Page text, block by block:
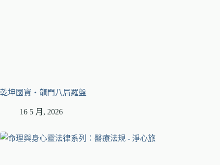
乾坤國寶・龍門八局羅盤
16 5 月, 2026